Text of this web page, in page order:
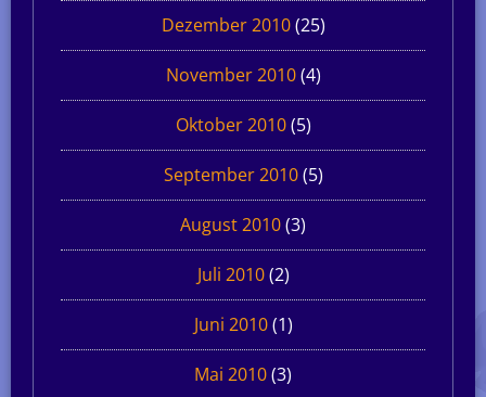
Dezember 2010(25)
November 2010(4)
Oktober 2010(5)
September 2010(5)
August 2010(3)
Juli 2010(2)
Juni 2010(1)
Mai 2010(3)